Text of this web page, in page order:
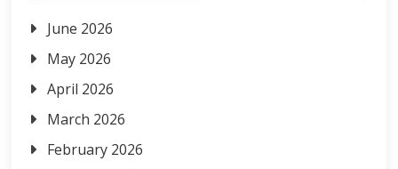
June 2026
May 2026
April 2026
March 2026
February 2026